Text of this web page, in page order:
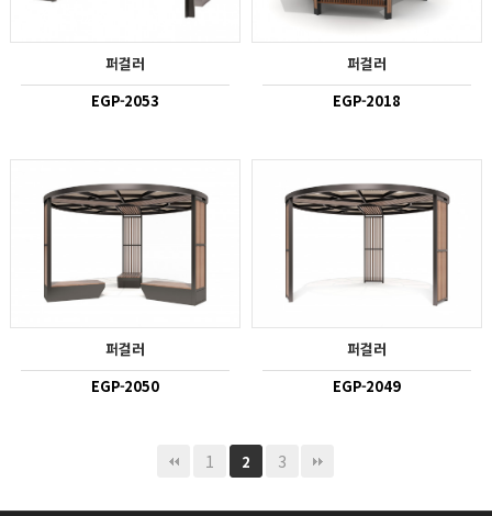
퍼걸러
EGP-2053
퍼걸러
EGP-2018
퍼걸러
EGP-2050
퍼걸러
EGP-2049
1 2 3